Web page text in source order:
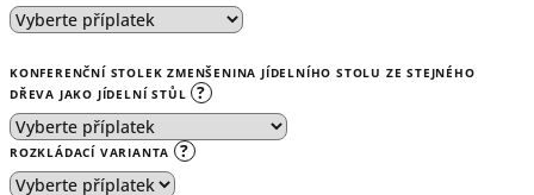
KONFERENČNÍ STOLEK ZMENŠENINA JÍDELNÍHO STOLU ZE STEJNÉHO
DŘEVA JAKO JÍDELNÍ STŮL ?
ROZKLÁDACÍ VARIANTA ?